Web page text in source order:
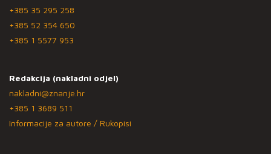
+385 35 295 258
+385 52 354 650
+385 1 5577 953
Redakcija (nakladni odjel)
nakladni@znanje.hr
+385 1 3689 511
Informacije za autore / Rukopisi